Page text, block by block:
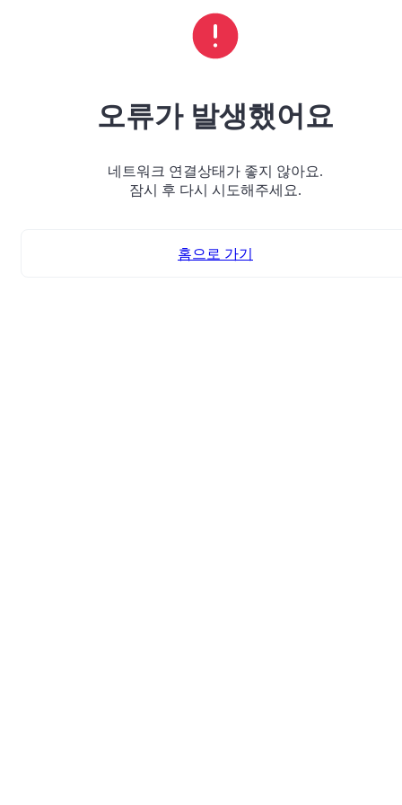
오류가 발생했어요
네트워크 연결상태가 좋지 않아요.
잠시 후 다시 시도해주세요.
홈으로 가기